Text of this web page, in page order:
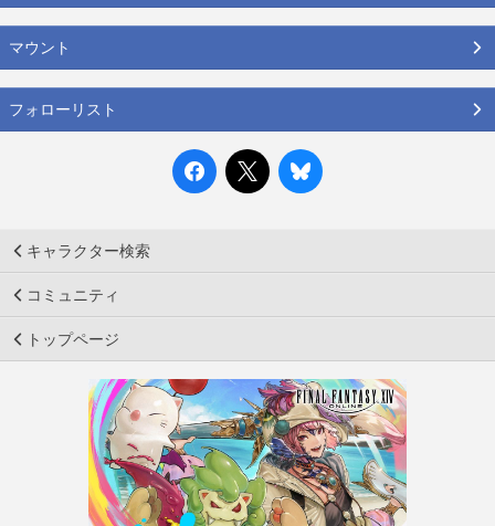
マウント
フォローリスト
キャラクター検索
コミュニティ
トップページ